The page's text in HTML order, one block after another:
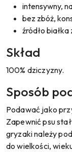
intensywny,
bez zbóż,
źródło
Skład
100% dziczyzny.
Sposób
Podawać jako
Zapewnić psu
gryzaki należy
do wielkości,